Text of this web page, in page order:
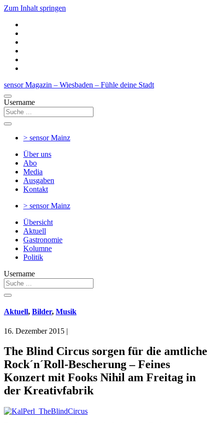
Zum Inhalt springen
sensor Magazin – Wiesbaden – Fühle deine Stadt
Username
> sensorMainz
Über uns
Abo
Media
Ausgaben
Kontakt
> sensorMainz
Übersicht
Aktuell
Gastronomie
Kolumne
Politik
Username
Aktuell, Bilder, Musik
16. Dezember 2015 |
The Blind Circus sorgen für die amtliche
Rock´n´Roll-Bescherung – Feines
Konzert mit Fooks Nihil am Freitag in
der Kreativfabrik